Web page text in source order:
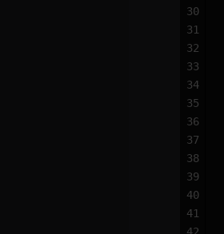
30
31
32
33
34
35
36
37
38
39
40
41